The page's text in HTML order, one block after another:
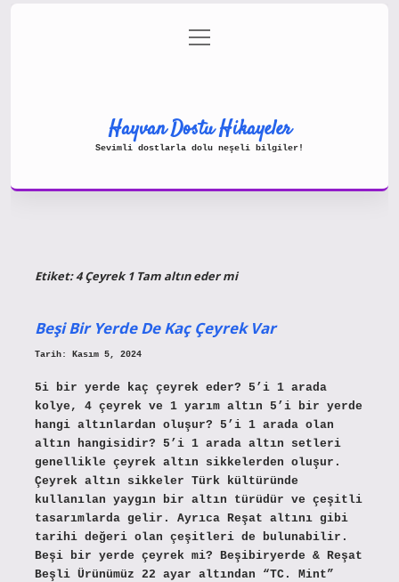
Gizlilik Politikası
menüyü
aç
Hayvan Dostu Hikayeler
Sevimli dostlarla dolu neşeli bilgiler!
Etiket:4 Çeyrek 1 Tam altın eder mi
Beşi Bir Yerde De Kaç Çeyrek Var
Tarih: Kasım 5, 2024
5i bir yerde kaç çeyrek eder? 5’i 1 arada
kolye, 4 çeyrek ve 1 yarım altın 5’i bir yerde
hangi altınlardan oluşur? 5’i 1 arada olan
altın hangisidir? 5’i 1 arada altın setleri
genellikle çeyrek altın sikkelerden oluşur.
Çeyrek altın sikkeler Türk kültüründe
kullanılan yaygın bir altın türüdür ve çeşitli
tasarımlarda gelir. Ayrıca Reşat altını gibi
tarihi değeri olan çeşitleri de bulunabilir.
Beşi bir yerde çeyrek mi? Beşibiryerde & Reşat
Beşli Ürünümüz 22 ayar altından “TC. Mint”